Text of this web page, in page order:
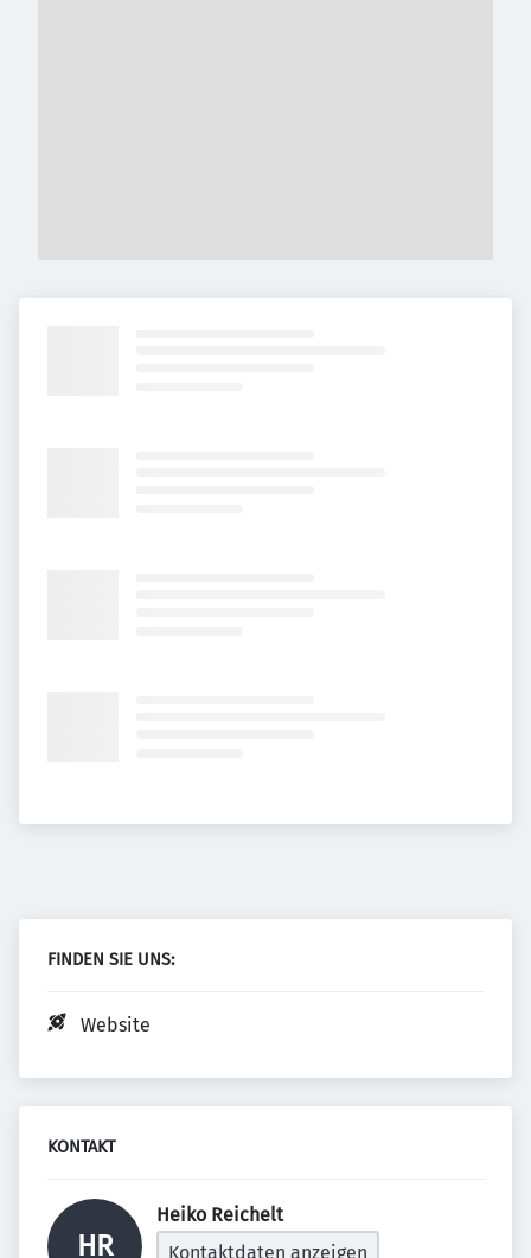
FINDEN SIE UNS:
Website
KONTAKT
HR
Heiko Reichelt
Kontaktdaten anzeigen